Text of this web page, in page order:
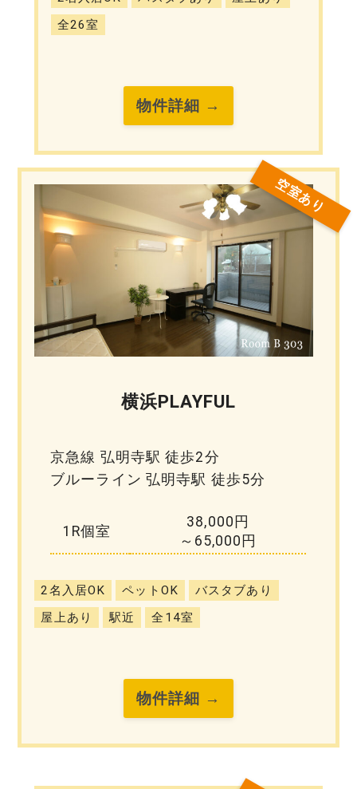
全26室
物件詳細 →
空室あり
横浜PLAYFUL
京急線 弘明寺駅 徒歩2分
ブルーライン 弘明寺駅 徒歩5分
1R個室
38,000円
～65,000円
2名入居OK ペットOK
バスタブあり
屋上あり
駅近 全14室
物件詳細 →